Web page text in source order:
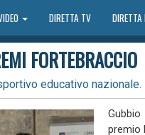
DIRETTA TV DIRETTA
FORTEBRACCIO
educativo nazionale.
premio